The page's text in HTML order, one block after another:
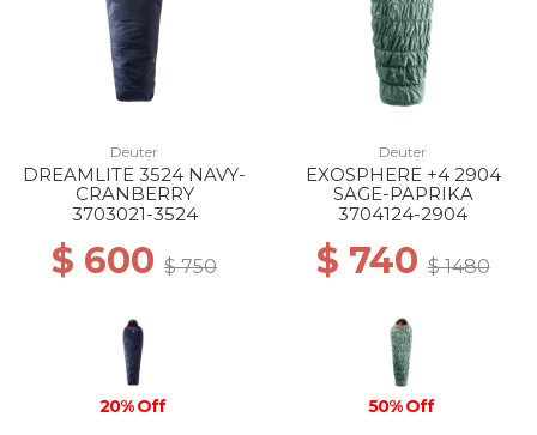
Deuter
DREAMLITE 3524 NAVY-
CRANBERRY
3703021-3524
$ 600 $ 750
20% Off
Deuter
EXOSPHERE +4 2904
SAGE-PAPRIKA
3704124-2904
$ 740$ 1480
50% Off